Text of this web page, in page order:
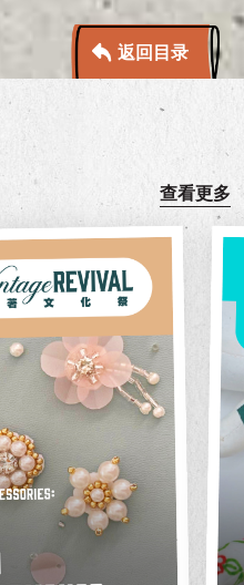
返回目录
查看更多